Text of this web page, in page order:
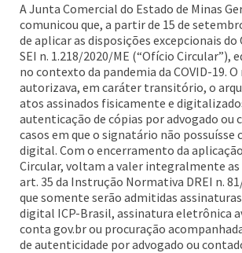
A Junta Comercial do Estado de Minas
comunicou que, a partir de 15 de
de aplicar as disposições excepcionais
SEI n. 1.218/2020/ME (“Ofício Circular”),
no contexto da pandemia da COVID-19.
autorizava, em caráter transitório, o
atos assinados fisicamente e
autenticação de cópias por advogado ou
casos em que o signatário não possuísse
digital. Com o encerramento da
Circular, voltam a valer integralmente as
art. 35 da Instrução Normativa DREI n.
que somente serão admitidas
digital ICP-Brasil, assinatura eletrônica
conta gov.br ou procuração
de autenticidade por advogado ou